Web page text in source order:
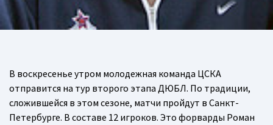
В воскресенье утром молодежная команда ЦСКА
отправится на тур второго этапа ДЮБЛ. По традиции,
сложившейся в этом сезоне, матчи пройдут в Санкт-
Петербурге. В составе 12 игроков. Это форварды Роман